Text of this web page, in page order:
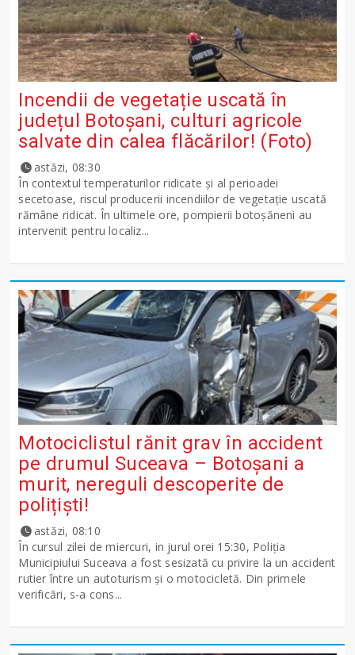
Incendii de vegetație uscată în
județul Botoșani, culturi agricole
salvate din calea flăcărilor! (Foto)
astăzi, 08:30
În contextul temperaturilor ridicate și al perioadei
secetoase, riscul producerii incendiilor de vegetație uscată
rămâne ridicat. În ultimele ore, pompierii botoșăneni au
intervenit pentru localiz...
Motociclistul rănit grav în accident
pe drumul Suceava – Botoșani a
murit, nereguli descoperite de
polițiști!
astăzi, 08:10
În cursul zilei de miercuri, in jurul orei 15:30, Poliția
Municipiului Suceava a fost sesizată cu privire la un accident
rutier între un autoturism și o motocicletă. Din primele
verificări, s-a cons...